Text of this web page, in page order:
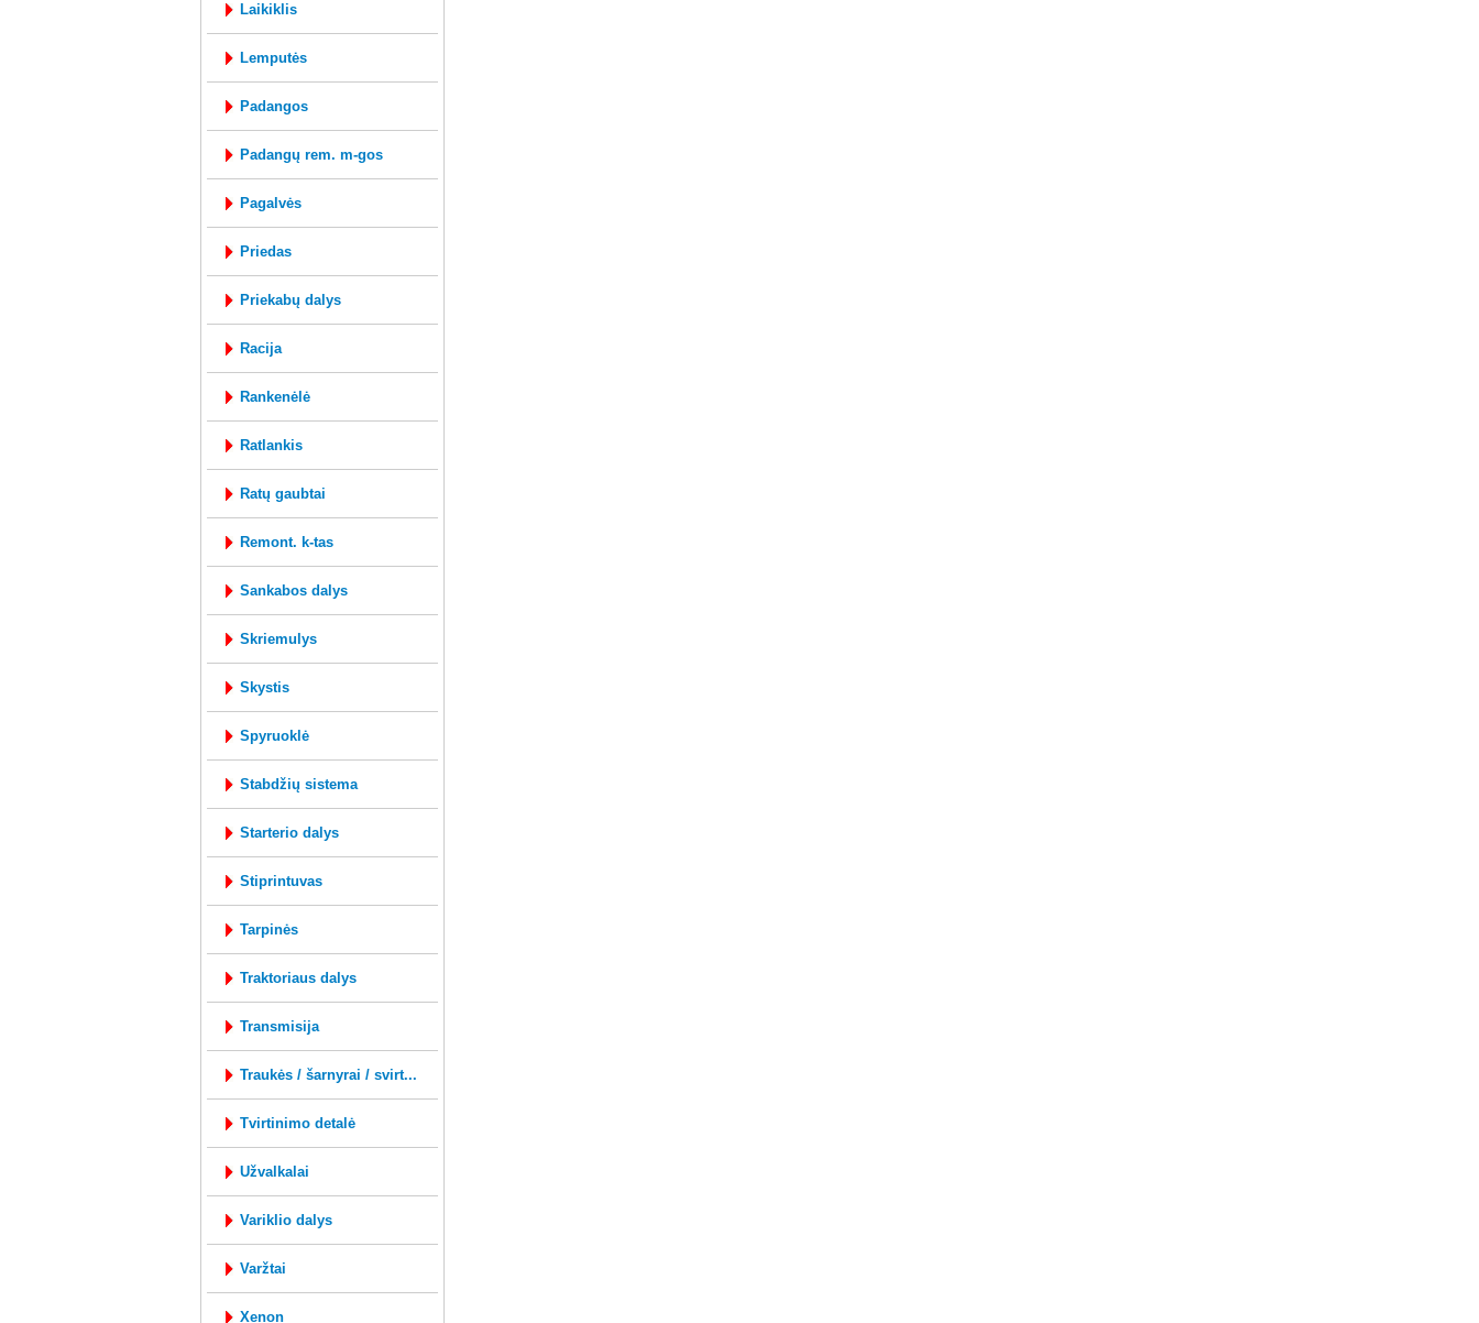
laikiklis
lemputės
padangos
padangų rem. m-gos
pagalvės
priedas
priekabų dalys
racija
rankenėlė
ratlankis
ratų gaubtai
remont. k-tas
sankabos dalys
skriemulys
skystis
spyruoklė
stabdžių sistema
starterio dalys
stiprintuvas
tarpinės
traktoriaus dalys
transmisija
traukės / šarnyrai / svirt...
tvirtinimo detalė
užvalkalai
variklio dalys
varžtai
xenon